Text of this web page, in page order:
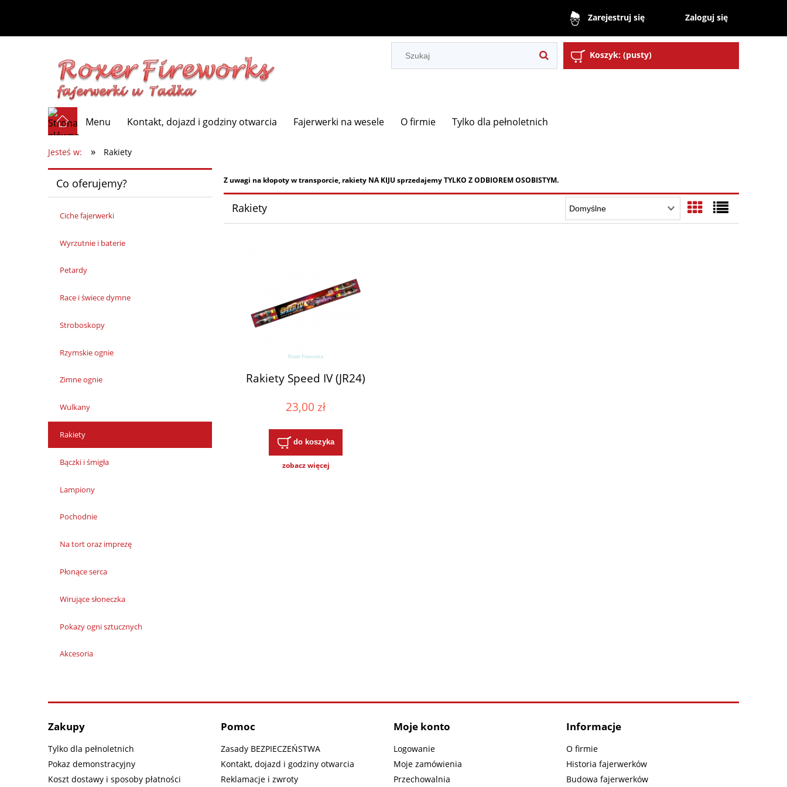
Zarejestruj się Zaloguj się
Koszyk: (pusty)
Menu Kontakt, dojazd i godziny otwarcia Fajerwerki na wesele O firmie Tylko dla pełnoletnich
Jesteś w: » Rakiety
Co oferujemy?
Ciche fajerwerki
Wyrzutnie i baterie
Petardy
Race i świece dymne
Stroboskopy
Rzymskie ognie
Zimne ognie
Wulkany
Rakiety
Bączki i śmigła
Lampiony
Pochodnie
Na tort oraz imprezę
Płonące serca
Wirujące słoneczka
Pokazy ogni sztucznych
Akcesoria
Z uwagi na kłopoty w transporcie, rakiety NA KIJU sprzedajemy TYLKO Z ODBIOREM OSOBISTYM.
Rakiety
Rakiety Speed IV (JR24)
23,00 zł
do koszyka
zobacz więcej
Zakupy
Tylko dla pełnoletnich
Pokaz demonstracyjny
Koszt dostawy i sposoby płatności
Pomoc
Zasady BEZPIECZEŃSTWA
Kontakt, dojazd i godziny otwarcia
Reklamacje i zwroty
Moje konto
Logowanie
Moje zamówienia
Przechowalnia
Informacje
O firmie
Historia fajerwerków
Budowa fajerwerków